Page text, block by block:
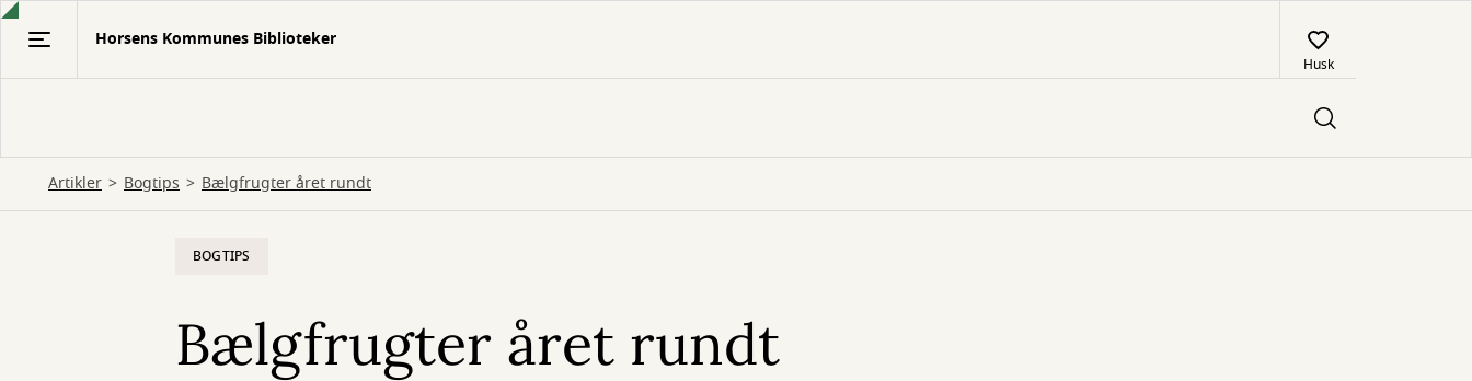
Gå
Horsens Kommunes Biblioteker
Husk
Artikler Bogtips Bælgfrugter året rundt
BOGTIPS
Bælgfrugter året rundt